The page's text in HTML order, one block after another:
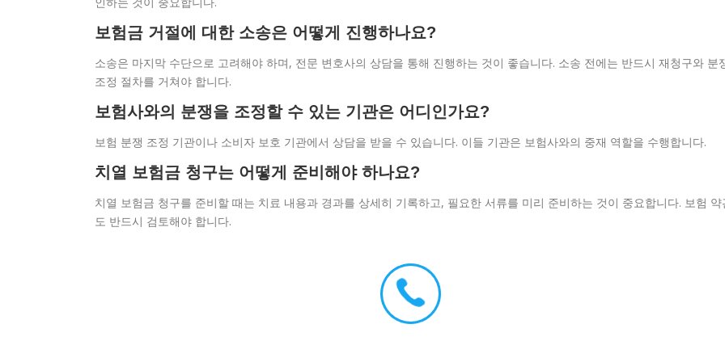
보험금 거절에 대한 소송은 어떻게 진행하나요?
소송은 마지막 수단으로 고려해야 하며, 전문 변호사의 상담을 통해 진행하는 것이 좋습니다. 소송 전에는 반드시 재청구와 분
조정 절차를 거쳐야 합니다.
보험사와의 분쟁을 조정할 수 있는 기관은 어디인가요?
보험 분쟁 조정 기관이나 소비자 보호 기관에서 상담을 받을 수 있습니다. 이들 기관은 보험사와의 중재 역할을 수행합니다.
치열 보험금 청구는 어떻게 준비해야 하나요?
치열 보험금 청구를 준비할 때는 치료 내용과 경과를 상세히 기록하고, 필요한 서류를 미리 준비하는 것이 중요합니다. 보험 약
도 반드시 검토해야 합니다.